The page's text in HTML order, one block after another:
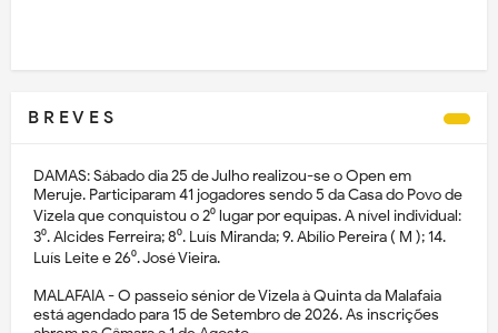
B R E V E S
DAMAS: Sábado dia 25 de Julho realizou-se o Open em
Meruje. Participaram 41 jogadores sendo 5 da Casa do Povo de
Vizela que conquistou o 2⁰ lugar por equipas. A nível individual:
3⁰. Alcides Ferreira; 8⁰. Luís Miranda; 9. Abílio Pereira ( M ); 14.
Luís Leite e 26⁰. José Vieira.
MALAFAIA - O passeio sénior de Vizela à Quinta da Malafaia
está agendado para 15 de Setembro de 2026. As inscrições